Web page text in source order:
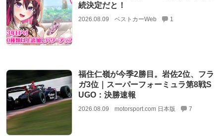
続決定だと！
2026.08.09 ベストカーWeb 1
福住仁嶺が今季2勝目。岩佐2位、フラ
ガ3位｜スーパーフォーミュラ第8戦S
UGO：決勝速報
2026.08.09 motorsport.com 日本版 7